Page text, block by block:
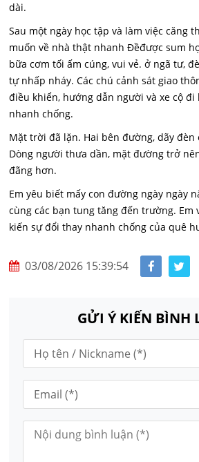
dài.
Sau một ngày học tập và làm việc căng
muốn về nhà thật nhanh Đềđược sum
bữa cơm tối ấm cúng, vui vẻ. ở ngã tư,
tự nhấp nháy. Các chú cảnh sát giao
điều khiển, hướng dẫn người và xe cộ đi
nhanh chống.
Mặt trời đã lặn. Hai bên đường, dãy đèn
Dòng người thưa dần, mặt đường trở
đãng hơn.
Em yêu biết mấy con đường ngày ngày
cùng các bạn tung tăng đến trường. Em
kiến sự đổi thay nhanh chống của quê
03/08/2026 15:39:54
GỬI Ý KIẾN BÌNH